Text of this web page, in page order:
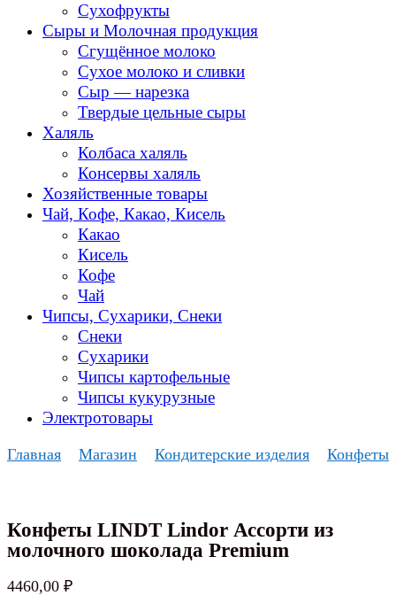
Сухофрукты
Сыры и Молочная продукция
Сгущённое молоко
Сухое молоко и сливки
Сыр — нарезка
Твердые цельные сыры
Халяль
Колбаса халяль
Консервы халяль
Хозяйственные товары
Чай, Кофе, Какао, Кисель
Какао
Кисель
Кофе
Чай
Чипсы, Сухарики, Снеки
Снеки
Сухарики
Чипсы картофельные
Чипсы кукурузные
Электротовары
Главная Магазин Кондитерские изделия Конфеты
Конфеты LINDT Lindor Ассорти из
молочного шоколада Premium
4460,00 ₽